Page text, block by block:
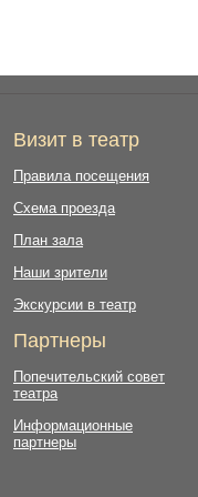
Визит в театр
Правила посещения
Схема проезда
План зала
Наши зрители
Экскурсии в театр
Партнеры
Попечительский совет
театра
Информационные
партнеры